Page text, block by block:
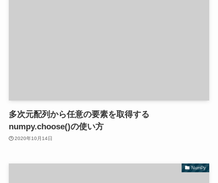
多次元配列から任意の要素を取得する
numpy.choose()の使い方
2020年10月14日
NumPy